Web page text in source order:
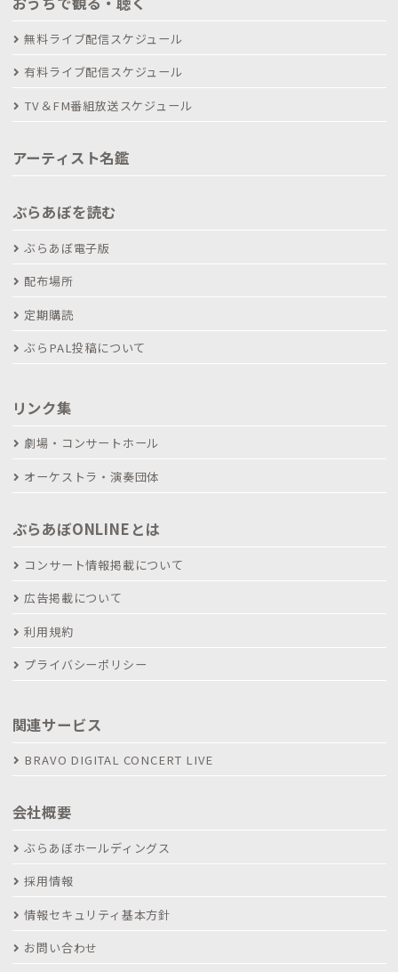
無料ライブ配信スケジュール
有料ライブ配信スケジュール
TV＆FM番組放送スケジュール
アーティスト名鑑
ぶらあぼを読む
ぶらあぼ電子版
配布場所
定期購読
ぶらPAL投稿について
リンク集
劇場・コンサートホール
オーケストラ・演奏団体
ぶらあぼONLINEとは
コンサート情報掲載について
広告掲載について
利用規約
プライバシーポリシー
関連サービス
BRAVO DIGITAL CONCERT LIVE
会社概要
ぶらあぼホールディングス
採用情報
情報セキュリティ基本方針
お問い合わせ